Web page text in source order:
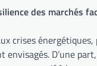
des marchés
crises
envisagés. D’une